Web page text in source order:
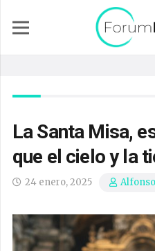
La Santa Misa,
que el cielo y la
24 enero, 2025